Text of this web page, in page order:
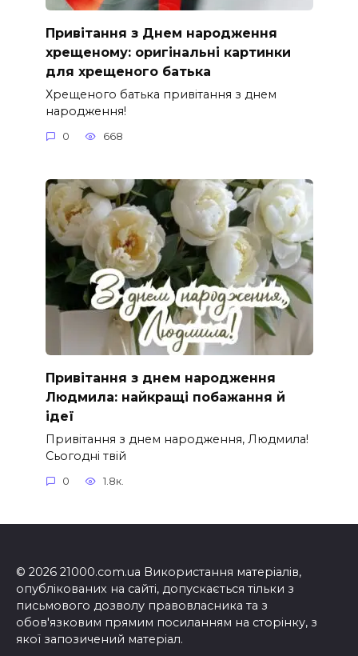
Привітання з Днем народження
хрещеному: оригінальні картинки
для хрещеного батька
Хрещеного батька привітання з днем
народження!
0 668
Привітання з днем народження
Людмила: найкращі побажання й
ідеї
Привітання з днем народження, Людмила!
Сьогодні твій
0 1.8к.
© 2026 21000.com.ua Використання матеріалів,
опублікованих на сайті, допускається тільки з
письмового дозволу правовласника та з
обов'язковим прямим посиланням на сторінку, з
якої запозичений матеріал.